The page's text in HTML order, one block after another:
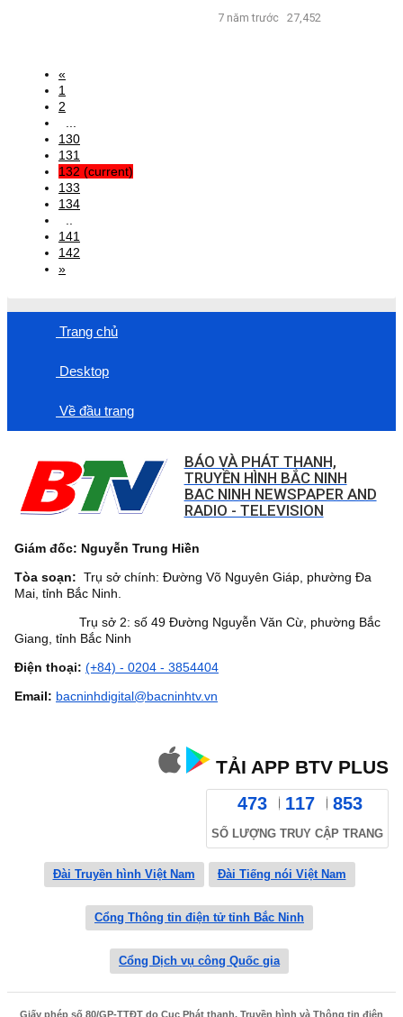
7 năm trước 27,452
«
1
2
130
131
132 (current)
133
134
141
142
»
Trang chủ
Desktop
Về đầu trang
BÁO VÀ PHÁT THANH,
TRUYỀN HÌNH BẮC NINH
BAC NINH NEWSPAPER AND
RADIO - TELEVISION
Giám đốc: Nguyễn Trung Hiền
Tòa soạn: Trụ sở chính: Đường Võ Nguyên Giáp, phường Đa
Mai, tỉnh Bắc Ninh.
Trụ sở 2: số 49 Đường Nguyễn Văn Cừ, phường Bắc
Giang, tỉnh Bắc Ninh
Điện thoại: (+84) - 0204 - 3854404
Email: bacninhdigital@bacninhtv.vn
TẢI APP BTV PLUS
473 117 853
SỐ LƯỢNG TRUY CẬP TRANG
Đài Truyền hình Việt Nam Đài Tiếng nói Việt Nam
Cổng Thông tin điện tử tỉnh Bắc Ninh
Cổng Dịch vụ công Quốc gia
Giấy phép số 80/GP-TTĐT do Cục Phát thanh, Truyền hình và Thông tin điện